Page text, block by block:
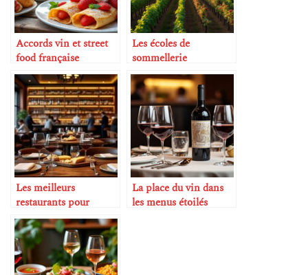
Accords vin et street
food française
Les écoles de
sommellerie
partenaires de
restaurants
Les meilleurs
restaurants pour
amateurs de vin
La place du vin dans
les menus étoilés